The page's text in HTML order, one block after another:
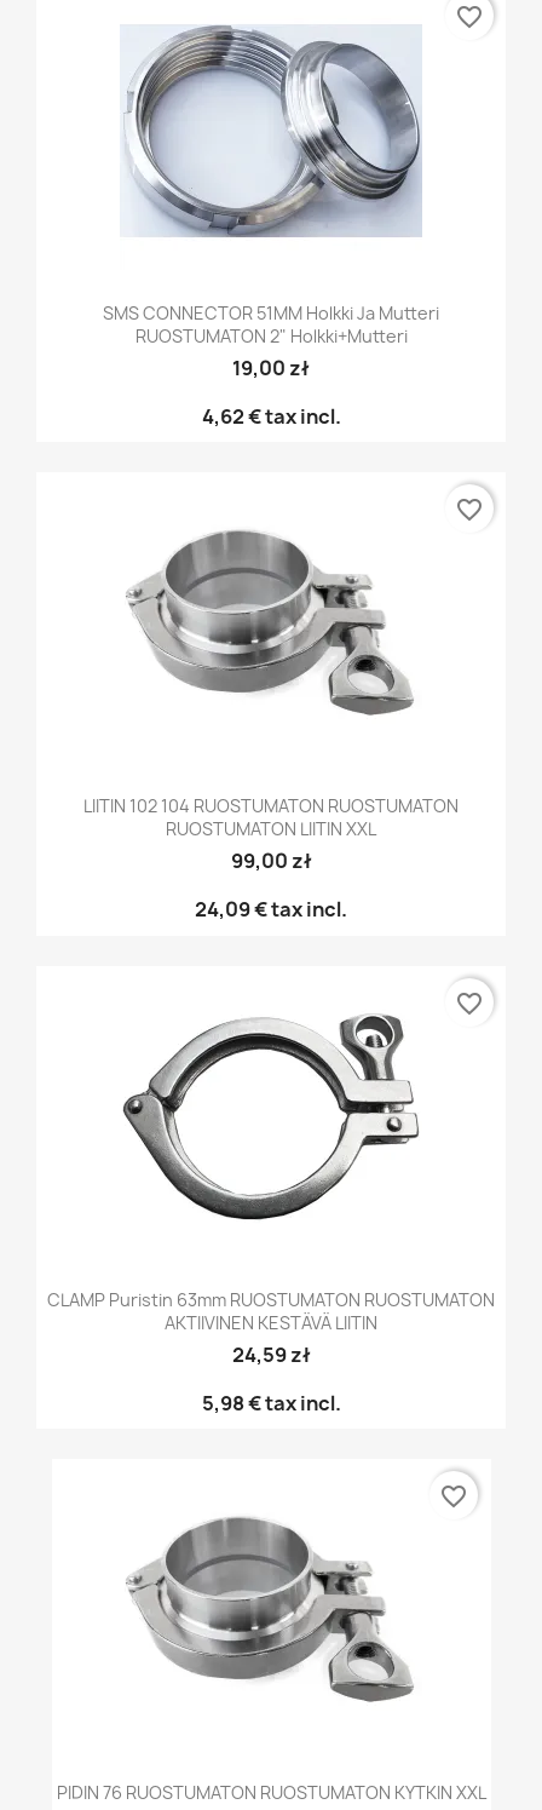
SMS CONNECTOR 51MM Holkki Ja Mutteri
RUOSTUMATON 2" Holkki+mutteri
19,00 zł
4,62 €tax incl.
favorite_border
LIITIN 102 104 RUOSTUMATON RUOSTUMATON
RUOSTUMATON LIITIN XXL
99,00 zł
24,09 €tax incl.
favorite_border
CLAMP Puristin 63mm RUOSTUMATON RUOSTUMATON
AKTIIVINEN KESTÄVÄ LIITIN
24,59 zł
5,98 €tax incl.
favorite_border
PIDIN 76 RUOSTUMATON RUOSTUMATON KYTKIN XXL
favorite_border